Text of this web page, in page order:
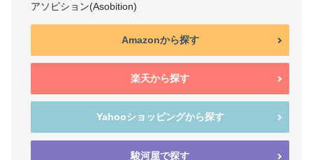
アソビション(Asobition)
Amazonから探す
楽天から探す
Yahooショッピングから探す
駿河屋で探す